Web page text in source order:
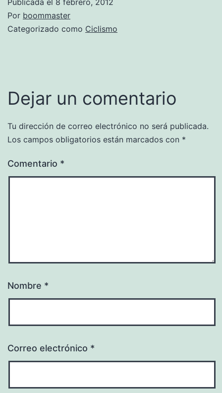
Por boommaster
Categorizado como Ciclismo
Dejar un comentario
Tu dirección de correo electrónico no será publicada.
Los campos obligatorios están marcados con *
Comentario *
Nombre *
Correo electrónico *